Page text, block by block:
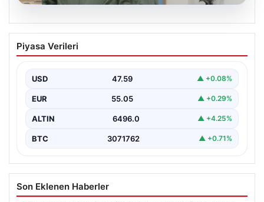
Rafet Dalkıran kimdir? Yeni Hava
Kuvvetleri Komutanı Rafet Dalkıran’ın
Piyasa Verileri
USD 47.59 ▲ +0.08%
EUR 55.05 ▲ +0.29%
ALTIN 6496.0 ▲ +4.25%
BTC 3071762 ▲ +0.71%
Son Eklenen Haberler